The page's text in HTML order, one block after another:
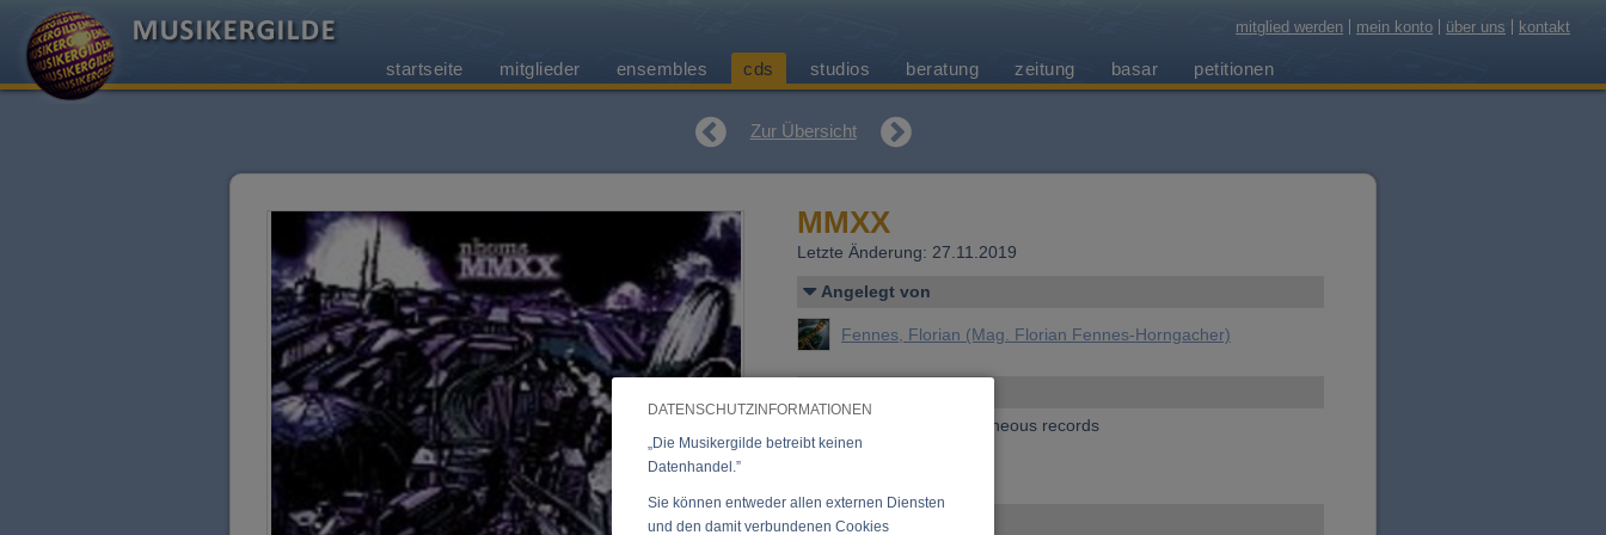
DATENSCHUTZINFORMATIONEN
„Die Musikergilde betreibt keinen
Datenhandel.”
Sie können entweder allen externen Diensten
und den damit verbundenen Cookies
mitglied werden mein konto über uns kontakt
startseite mitglieder ensembles cds studios beratung zeitung basar petitionen
Zur Übersicht
MMXX
Letzte Änderung: 27.11.2019
Angelegt von
Fennes, Florian (Mag. Florian Fennes-Horngacher)
miscellaneous records
Preis:18,00 €
Ensemble